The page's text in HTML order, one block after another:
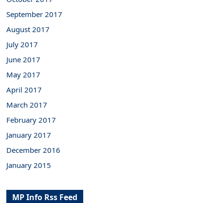
September 2017
August 2017
July 2017
June 2017
May 2017
April 2017
March 2017
February 2017
January 2017
December 2016
January 2015
MP Info Rss Feed